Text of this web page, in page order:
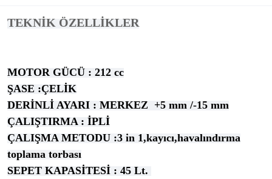
TEKNİK ÖZELLİKLER
MOTOR GÜCÜ : 212 cc
ŞASE :ÇELİK
DERİNLİ AYARI : MERKEZ +5 mm /-15 mm
ÇALIŞTIRMA : İPLİ
ÇALIŞMA METODU :3 in 1,kayıcı,havalındırma
toplama torbası
SEPET KAPASİTESİ : 45 Lt.